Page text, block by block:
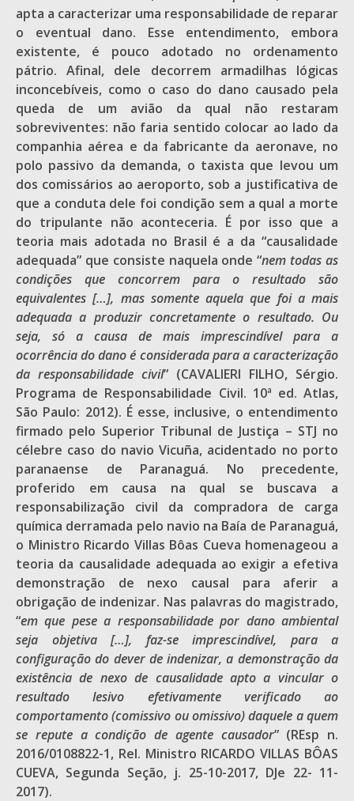
apta a caracterizar uma responsabilidade de reparar
o eventual dano. Esse entendimento, embora
existente, é pouco adotado no ordenamento
pátrio. Afinal, dele decorrem armadilhas lógicas
inconcebíveis, como o caso do dano causado pela
queda de um avião da qual não restaram
sobreviventes: não faria sentido colocar ao lado da
companhia aérea e da fabricante da aeronave, no
polo passivo da demanda, o taxista que levou um
dos comissários ao aeroporto, sob a justificativa de
que a conduta dele foi condição sem a qual a morte
do tripulante não aconteceria. É por isso que a
teoria mais adotada no Brasil é a da “causalidade
adequada” que consiste naquela onde “nem todas as
condições que concorrem para o resultado são
equivalentes […], mas somente aquela que foi a mais
adequada a produzir concretamente o resultado. Ou
seja, só a causa de mais imprescindível para a
ocorrência do dano é considerada para a caracterização
da responsabilidade civil” (CAVALIERI FILHO, Sérgio.
Programa de Responsabilidade Civil. 10ª ed. Atlas,
São Paulo: 2012). É esse, inclusive, o entendimento
firmado pelo Superior Tribunal de Justiça – STJ no
célebre caso do navio Vicuña, acidentado no porto
paranaense de Paranaguá. No precedente,
proferido em causa na qual se buscava a
responsabilização civil da compradora de carga
química derramada pelo navio na Baía de Paranaguá,
o Ministro Ricardo Villas Bôas Cueva homenageou a
teoria da causalidade adequada ao exigir a efetiva
demonstração de nexo causal para aferir a
obrigação de indenizar. Nas palavras do magistrado,
“em que pese a responsabilidade por dano ambiental
seja objetiva […], faz-se imprescindível, para a
configuração do dever de indenizar, a demonstração da
existência de nexo de causalidade apto a vincular o
resultado lesivo efetivamente verificado ao
comportamento (comissivo ou omissivo) daquele a quem
se repute a condição de agente causador” (REsp n.
2016/0108822-1, Rel. Ministro RICARDO VILLAS BÔAS
CUEVA, Segunda Seção, j. 25-10-2017, DJe 22- 11-
2017).